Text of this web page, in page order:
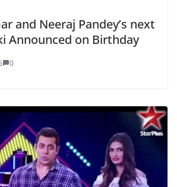
and Neeraj Pandey’s next
Announced on Birthday
0